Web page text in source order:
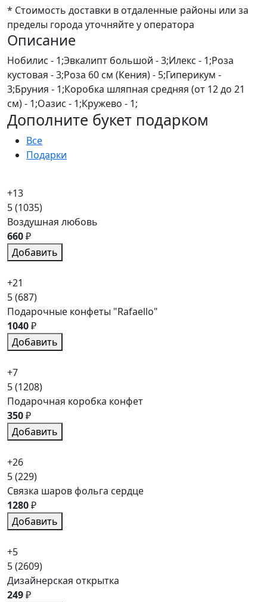
* Стоимость доставки в отдаленные районы или за
пределы города уточняйте у оператора
Описание
Нобилис - 1;Эвкалипт большой - 3;Илекс - 1;Роза
кустовая - 3;Роза 60 см (Кения) - 5;Гиперикум -
3;Бруния - 1;Коробка шляпная средняя (от 12 до 21
см) - 1;Оазис - 1;Кружево - 1;
Дополните букет подарком
Все
Подарки
+13
5(1035)
Воздушная любовь
660₽
Добавить
+21
5(687)
Подарочные конфеты "Rafaello"
1040₽
Добавить
+7
5(1208)
Подарочная коробка конфет
350₽
Добавить
+26
5(229)
Связка шаров фольга сердце
1280₽
Добавить
+5
5(2609)
Дизайнерская открытка
249₽